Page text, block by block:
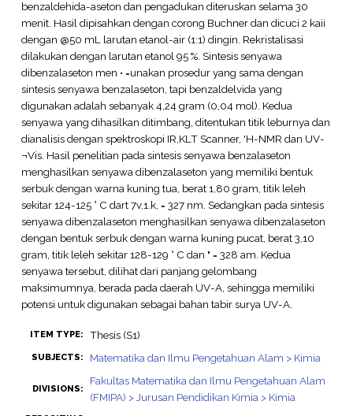
benzaldehida-aseton dan pengadukan diteruskan selama 30
menit. Hasil dipisahkan dengan corong Buchner dan dicuci 2 kaii
dengan @50 mL larutan etanol-air (1:1) dingin. Rekristalisasi
dilakukan dengan larutan etanol 95 %. Sintesis senyawa
dibenzalaseton men • =unakan prosedur yang sama dengan
sintesis senyawa benzalaseton, tapi benzaldelvida yang
digunakan adalah sebanyak 4,24 gram (0,04 mol). Kedua
senyawa yang dihasilkan ditimbang, ditentukan titik leburnya dan
dianalisis dengan spektroskopi IR,KLT Scanner, 'H-NMR dan UV-
¬Vis. Hasil penelitian pada sintesis senyawa benzalaseton
menghasilkan senyawa dibenzalaseton yang memiliki bentuk
serbuk dengan warna kuning tua, berat 1,80 gram, titik leleh
sekitar 124-125 ° C dart 7v,1.k, = 327 nm. Sedangkan pada sintesis
senyawa dibenzalaseton menghasilkan senyawa dibenzalaseton
dengan bentuk serbuk dengan warna kuning pucat, berat 3,10
gram, titik leleh sekitar 128-129 ° C dan " = 328 am. Kedua
senyawa tersebut, dilihat dari panjang gelombang
maksimumnya, berada pada daerah UV-A, sehingga memiliki
potensi untuk digunakan sebagai bahan tabir surya UV-A.
ITEM TYPE: Thesis (S1)
SUBJECTS: Matematika dan Ilmu Pengetahuan Alam > Kimia
DIVISIONS:
Fakultas Matematika dan Ilmu Pengetahuan Alam
(FMIPA) > Jurusan Pendidikan Kimia > Kimia